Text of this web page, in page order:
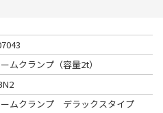
ムクランプ（容量2t）
ームクランプ デラックスタイプ